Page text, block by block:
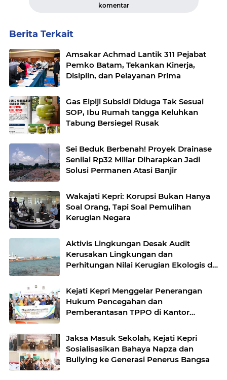
komentar
Berita Terkait
Amsakar Achmad Lantik 311 Pejabat
Pemko Batam, Tekankan Kinerja,
Disiplin, dan Pelayanan Prima
Gas Elpiji Subsidi Diduga Tak Sesuai
SOP, Ibu Rumah tangga Keluhkan
Tabung Bersiegel Rusak
Sei Beduk Berbenah! Proyek Drainase
Senilai Rp32 Miliar Diharapkan Jadi
Solusi Permanen Atasi Banjir
Wakajati Kepri: Korupsi Bukan Hanya
Soal Orang, Tapi Soal Pemulihan
Kerugian Negara
Aktivis Lingkungan Desak Audit
Kerusakan Lingkungan dan
Perhitungan Nilai Kerugian Ekologis di
Kejati Kepri Menggelar Penerangan
Hukum Pencegahan dan
Pemberantasan TPPO di Kantor
Jaksa Masuk Sekolah, Kejati Kepri
Sosialisasikan Bahaya Napza dan
Bullying ke Generasi Penerus Bangsa